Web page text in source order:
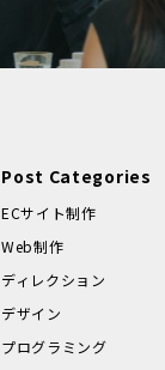
Post Categories
ECサイト制作
Web制作
ディレクション
デザイン
プログラミング